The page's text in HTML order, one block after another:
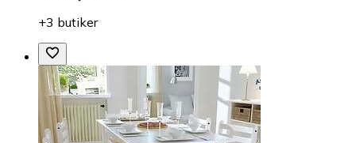
+3 butiker